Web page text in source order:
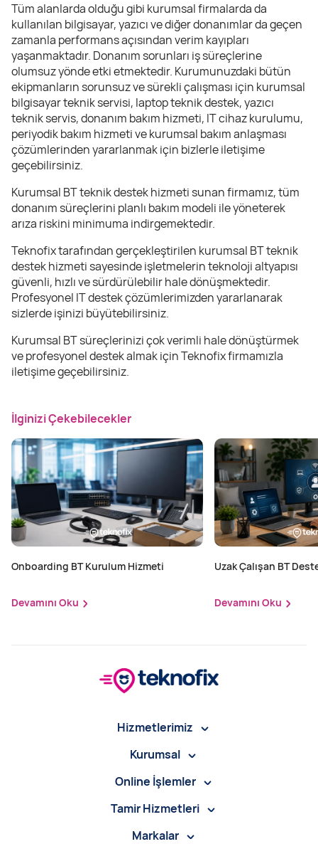
Tüm alanlarda olduğu gibi kurumsal firmalarda da
kullanılan bilgisayar, yazıcı ve diğer donanımlar da geçen
zamanla performans açısından verim kayıpları
yaşanmaktadır. Donanım sorunları iş süreçlerine
olumsuz yönde etki etmektedir. Kurumunuzdaki bütün
ekipmanların sorunsuz ve sürekli çalışması için kurumsal
bilgisayar teknik servisi, laptop teknik destek, yazıcı
teknik servis, donanım bakım hizmeti, IT cihaz kurulumu,
periyodik bakım hizmeti ve kurumsal bakım anlaşması
çözümlerinden yararlanmak için bizlerle iletişime
geçebilirsiniz.
Kurumsal BT teknik destek hizmeti sunan firmamız, tüm
donanım süreçlerini planlı bakım modeli ile yöneterek
arıza riskini minimuma indirgemektedir.
Teknofix tarafından gerçekleştirilen kurumsal BT teknik
destek hizmeti sayesinde işletmelerin teknoloji altyapısı
güvenli, hızlı ve sürdürülebilir hale dönüşmektedir.
Profesyonel IT destek çözümlerimizden yararlanarak
sizlerde işinizi büyütebilirsiniz.
Kurumsal BT süreçlerinizi çok verimli hale dönüştürmek
ve profesyonel destek almak için Teknofix firmamızla
iletişime geçebilirsiniz.
İlginizi Çekebilecekler
Onboarding BT Kurulum Hizmeti
Devamını Oku
Uzak Çalışan BT
Devamını Oku
Hizmetlerimiz
Kurumsal
Online İşlemler
Tamir Hizmetleri
Markalar